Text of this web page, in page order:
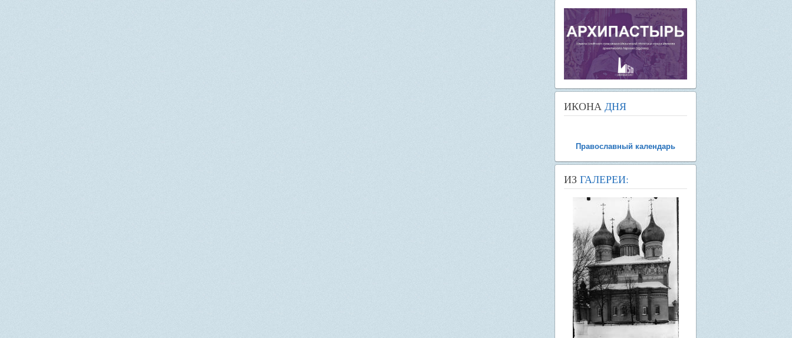
ИКОНА ДНЯ
Православный календарь
ИЗ ГАЛЕРЕИ: